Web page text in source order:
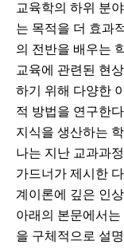
교육학의 하위 분
는 목적을 더 효과
의 전반을 배우는
교육에 관련된 현
하기 위해 다양한
적 방법을 연구한
지식을 생산하는
나는 지난 교과과
가드너가 제시한
계이론에 깊은 인
아래의 본문에서
을 구체적으로 설